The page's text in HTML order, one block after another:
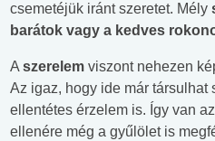
csemetéjük iránt szeretet. Mély
barátok vagy a kedves
A szerelem viszont nehezen
Az igaz, hogy ide már társulhat
ellentétes érzelem is. Így van
ellenére még a gyűlölet is